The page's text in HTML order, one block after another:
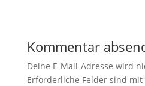
Kommentar
Deine E-Mail-Adresse wird
Erforderliche Felder sind mit